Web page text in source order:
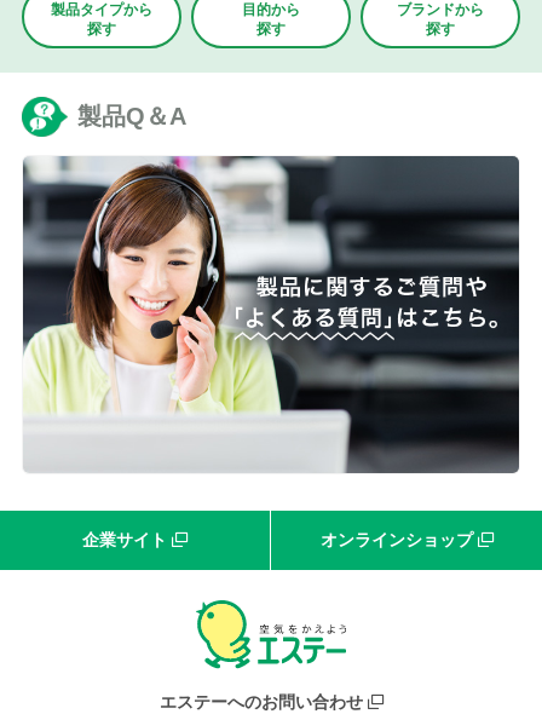
製品タイプから
探す
目的から
探す
ブランドから
探す
製品Q＆A
企業サイト オンラインショップ
エステーへのお問い合わせ